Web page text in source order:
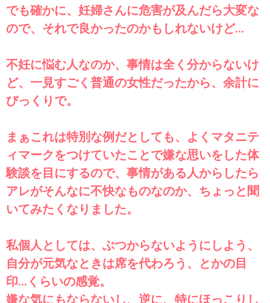
でも確かに、妊婦さんに危害が及んだら大変な
ので、それで良かったのかもしれないけど…
不妊に悩む人なのか、事情は全く分からないけ
ど、一見すごく普通の女性だったから、余計に
びっくりで。
まぁこれは特別な例だとしても、よくマタニテ
ィマークをつけていたことで嫌な思いをした体
験談を目にするので、事情がある人からしたら
アレがそんなに不快なものなのか、ちょっと聞
いてみたくなりました。
私個人としては、ぶつからないようにしよう、
自分が元気なときは席を代わろう、とかの目
印…くらいの感覚。
嫌な気にもならないし、逆に、特にほっこりし